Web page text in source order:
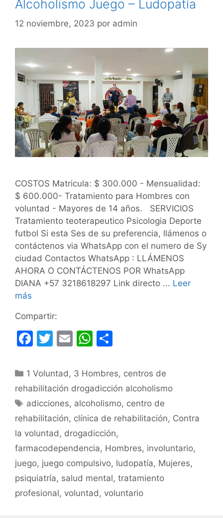
Alcoholismo Juego – Ludopatía
12 noviembre, 2023 por admin
COSTOS Matricula: $ 300.000 - Mensualidad:
$ 600.000- Tratamiento para Hombres con
voluntad - Mayores de 14 años. SERVICIOS
Tratamiento teoterapeutico Psicologia Deporte
futbol Si esta Ses de su preferencia, llámenos o
contáctenos via WhatsApp con el numero de Sy
ciudad Contactos WhatsApp : LLÁMENOS
AHORA O CONTÁCTENOS POR WhatsApp
DIANA +57 3218618297 Link directo ... Leer
más
Compartir:
F
c
e
b
o
o
k
T
itt
er
E
ai
l
W
at
s
A
p
p
m
p
ar
tir
Categorías
1 Voluntad , 3 Hombres, centros de
rehabilitación drogadicción alcoholismo
Etiquetas
adicciones, alcoholismo, centro de
rehabilitación, clínica de rehabilitación, Contra
la voluntad , drogadicción,
farmacodependencia, Hombres, involuntario,
juego, juego compulsivo, ludopatía, Mujeres,
psiquiatría, salud mental, tratamiento
profesional, voluntad , voluntario